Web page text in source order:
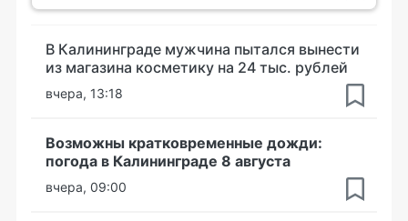
В Калининграде мужчина пытался вынести
из магазина косметику на 24 тыс. рублей
вчера, 13:18
Возможны кратковременные дожди:
погода в Калининграде 8 августа
вчера, 09:00